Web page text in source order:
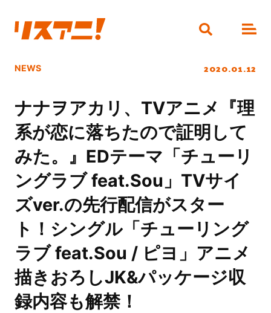
NEWS 2020.01.12
ナナヲアカリ、TVアニメ『理
系が恋に落ちたので証明して
みた。』EDテーマ「チューリ
ングラブ feat.Sou」TVサイ
ズver.の先行配信がスター
ト！シングル「チューリング
ラブ feat.Sou / ピヨ」アニメ
描きおろしJK&パッケージ収
録内容も解禁！